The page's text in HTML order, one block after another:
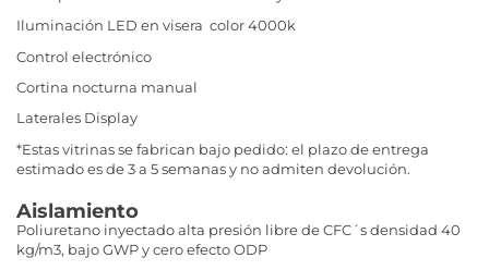
Iluminación LED en visera color 4000k
Control electrónico
Cortina nocturna manual
Laterales Display
*Estas vitrinas se fabrican bajo pedido: el plazo de entrega
estimado es de 3 a 5 semanas y no admiten devolución.
Aislamiento
Poliuretano inyectado alta presión libre de CFC´s densidad 40
kg/m3, bajo GWP y cero efecto ODP